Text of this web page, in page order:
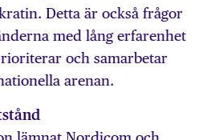
Detta är också frågor
med lång erfarenhet
och samarbetar
arenan.